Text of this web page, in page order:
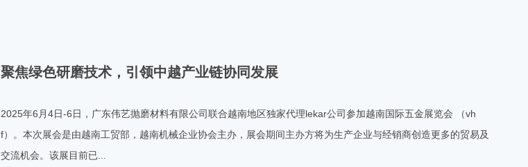
聚焦绿色研磨技术，引领中越产业链协同发展
2025年6月4日-6日，广东伟艺抛磨材料有限公司联合越南地区独家代理lekar公司参加越南国际五金展览会 （vh
f）。本次展会是由越南工贸部，越南机械企业协会主办，展会期间主办方将为生产企业与经销商创造更多的贸易及
交流机会。该展目前已...